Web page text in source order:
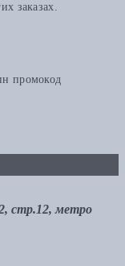
заказах.
промокод
стр.12, метро